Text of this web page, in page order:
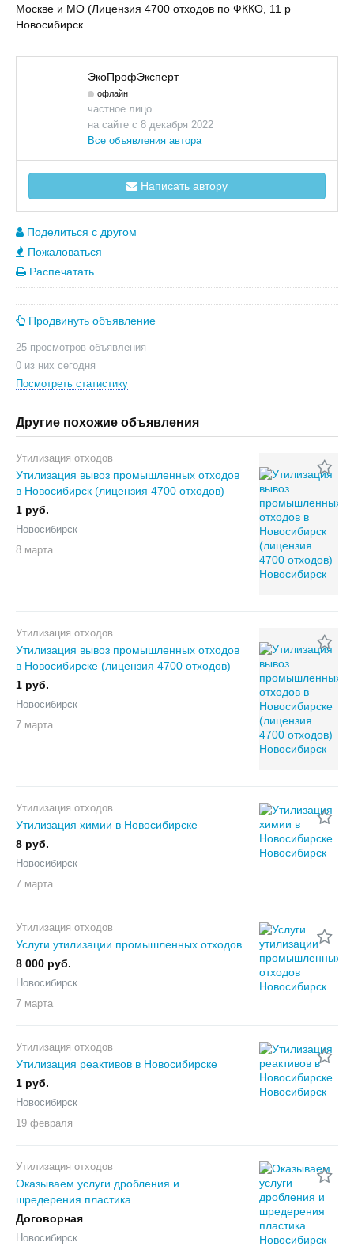
Москве и МО (Лицензия 4700 отходов по ФККО, 11 р
Новосибирск
ЭкоПрофЭксперт
офлайн
частное лицо
на сайте с 8 декабря 2022
Все объявления автора
Написать автору
Поделиться с другом
Пожаловаться
Распечатать
Продвинуть объявление
25 просмотров объявления
0 из них сегодня
Посмотреть статистику
Другие похожие объявления
Утилизация отходов
Утилизация вывоз промышленных отходов
в Новосибирск (лицензия 4700 отходов)
1 руб.
Новосибирск
8 марта
Утилизация отходов
Утилизация вывоз промышленных отходов
в Новосибирске (лицензия 4700 отходов)
1 руб.
Новосибирск
7 марта
Утилизация отходов
Утилизация химии в Новосибирске
8 руб.
Новосибирск
7 марта
Утилизация отходов
Услуги утилизации промышленных отходов
8 000 руб.
Новосибирск
7 марта
Утилизация отходов
Утилизация реактивов в Новосибирске
1 руб.
Новосибирск
19 февраля
Утилизация отходов
Оказываем услуги дробления и
шредерения пластика
Договорная
Новосибирск